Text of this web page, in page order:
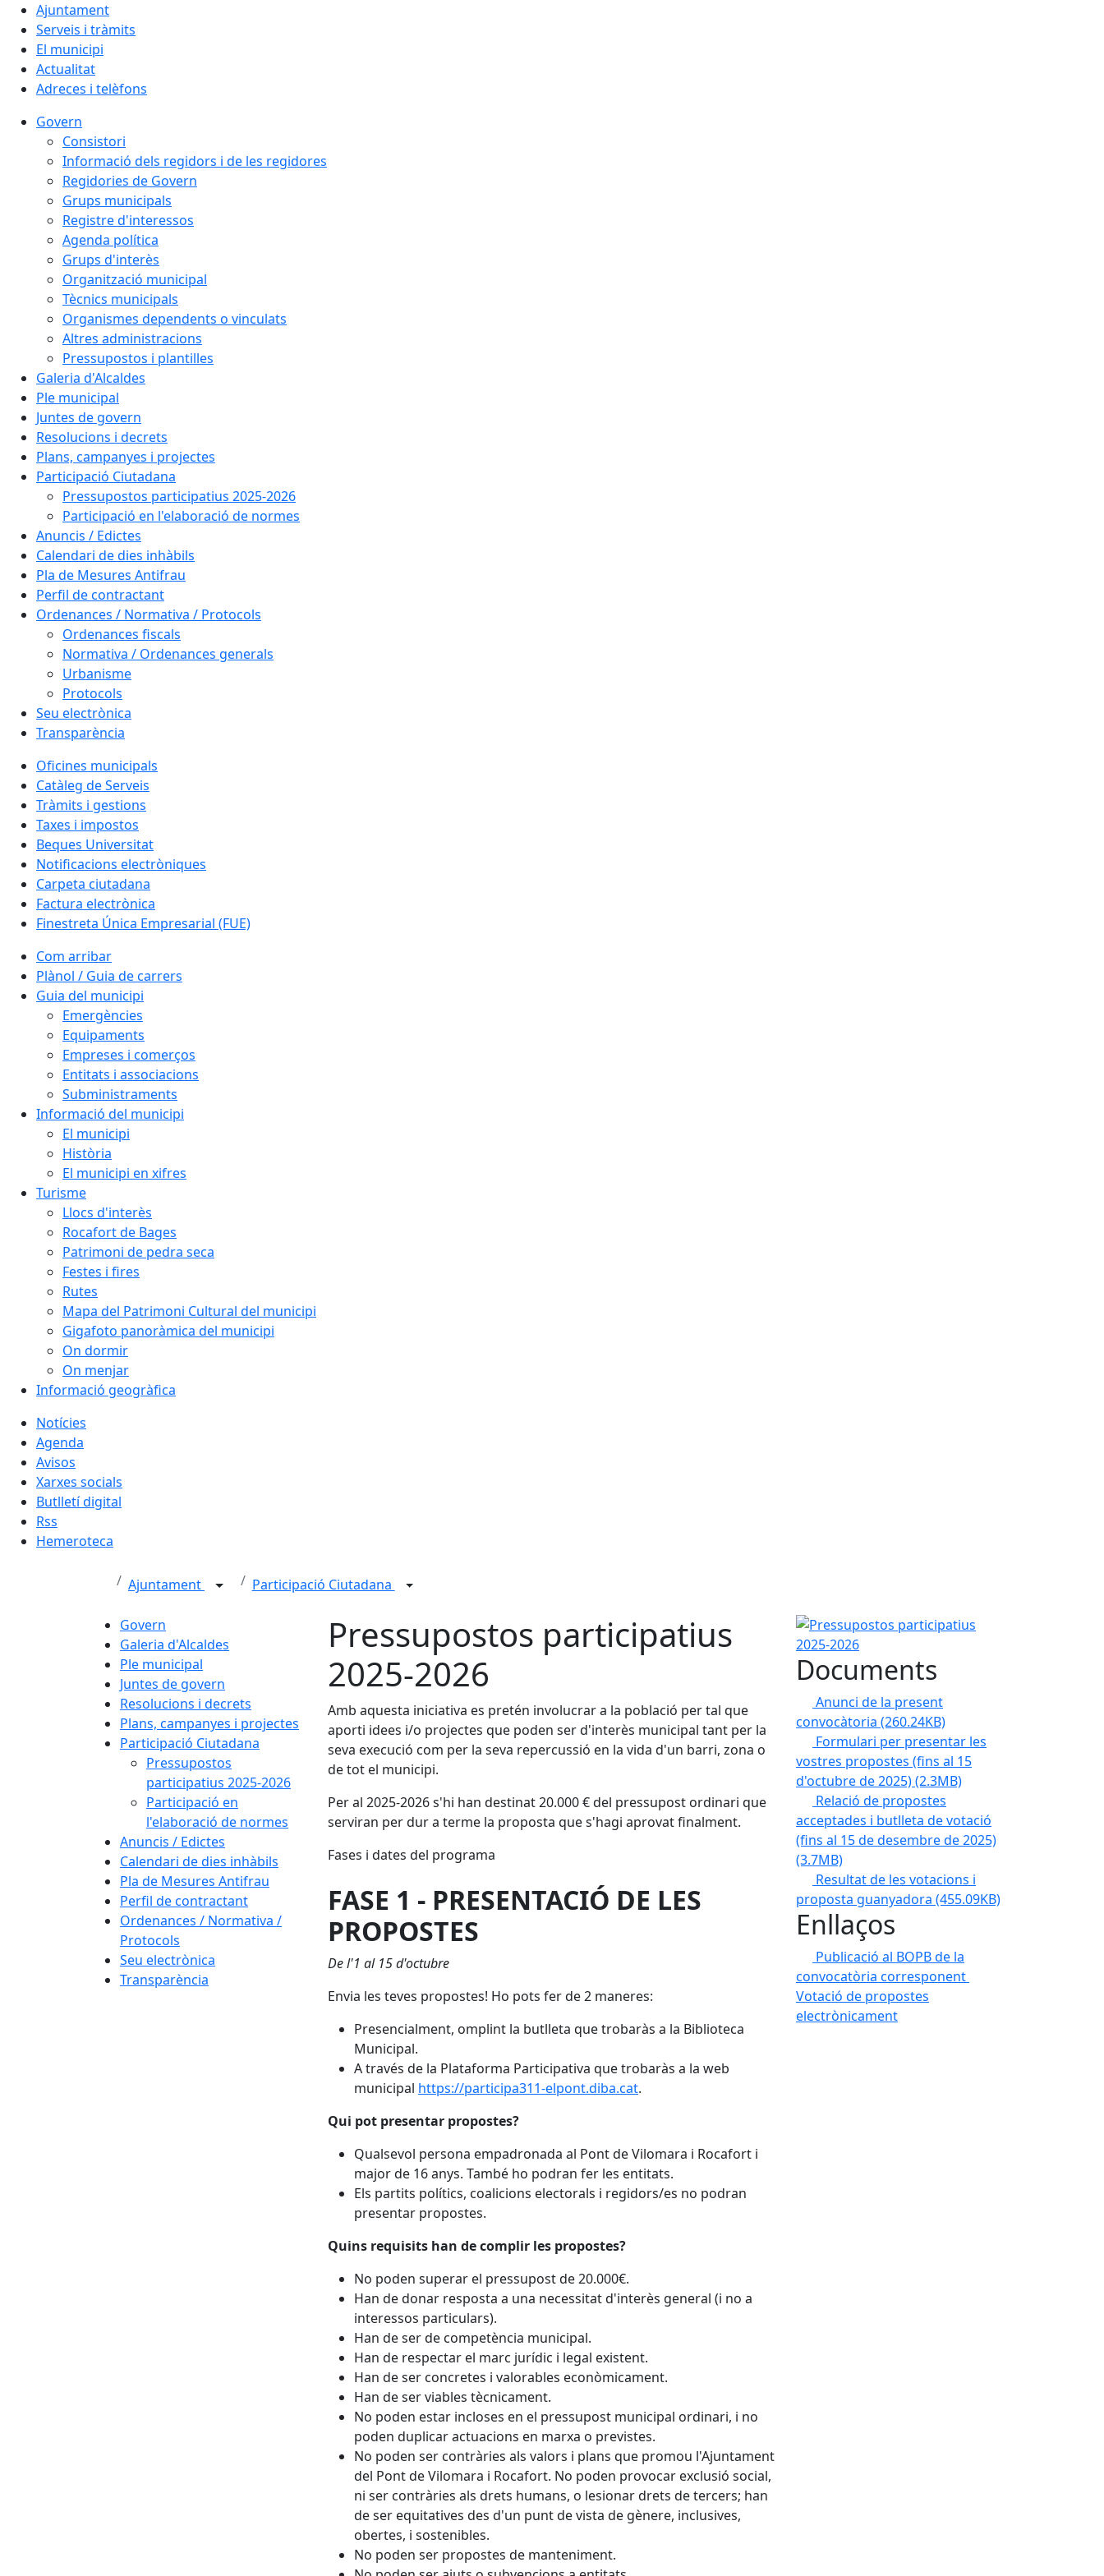
Ajuntament
Serveis i tràmits
El municipi
Actualitat
Adreces i telèfons
Govern
Consistori
Informació dels regidors i de les regidores
Regidories de Govern
Grups municipals
Registre d'interessos
Agenda política
Grups d'interès
Organització municipal
Tècnics municipals
Organismes dependents o vinculats
Altres administracions
Pressupostos i plantilles
Galeria d'Alcaldes
Ple municipal
Juntes de govern
Resolucions i decrets
Plans, campanyes i projectes
Participació Ciutadana
Pressupostos participatius 2025-2026
Participació en l'elaboració de normes
Anuncis / Edictes
Calendari de dies inhàbils
Pla de Mesures Antifrau
Perfil de contractant
Ordenances / Normativa / Protocols
Ordenances fiscals
Normativa / Ordenances generals
Urbanisme
Protocols
Seu electrònica
Transparència
Oficines municipals
Catàleg de Serveis
Tràmits i gestions
Taxes i impostos
Beques Universitat
Notificacions electròniques
Carpeta ciutadana
Factura electrònica
Finestreta Única Empresarial (FUE)
Com arribar
Plànol / Guia de carrers
Guia del municipi
Emergències
Equipaments
Empreses i comerços
Entitats i associacions
Subministraments
Informació del municipi
El municipi
Història
El municipi en xifres
Turisme
Llocs d'interès
Rocafort de Bages
Patrimoni de pedra seca
Festes i fires
Rutes
Mapa del Patrimoni Cultural del municipi
Gigafoto panoràmica del municipi
On dormir
On menjar
Informació geogràfica
Notícies
Agenda
Avisos
Xarxes socials
Butlletí digital
Rss
Hemeroteca
Ajuntament Participació Ciutadana
Govern
Galeria d'Alcaldes
Ple municipal
Juntes de govern
Resolucions i decrets
Plans, campanyes i projectes
Participació Ciutadana
Pressupostos
participatius 2025-2026
Participació en
l'elaboració de normes
Anuncis / Edictes
Calendari de dies inhàbils
Pla de Mesures Antifrau
Perfil de contractant
Ordenances / Normativa /
Protocols
Seu electrònica
Transparència
Pressupostos participatius
2025-2026
Amb aquesta iniciativa es pretén involucrar a la població per tal que
aporti idees i/o projectes que poden ser d'interès municipal tant per la
seva execució com per la seva repercussió en la vida d'un barri, zona o
de tot el municipi.
Per al 2025-2026 s'hi han destinat 20.000 € del pressupost ordinari que
serviran per dur a terme la proposta que s'hagi aprovat finalment.
Fases i dates del programa
FASE 1 - PRESENTACIÓ DE LES
PROPOSTES
De l'1 al 15 d'octubre
Envia les teves propostes! Ho pots fer de 2 maneres:
Presencialment, omplint la butlleta que trobaràs a la Biblioteca
Municipal.
A través de la Plataforma Participativa que trobaràs a la web
municipal https://participa311-elpont.diba.cat.
Qui pot presentar propostes?
Qualsevol persona empadronada al Pont de Vilomara i Rocafort i
major de 16 anys. També ho podran fer les entitats.
Els partits polítics, coalicions electorals i regidors/es no podran
presentar propostes.
Quins requisits han de complir les propostes?
No poden superar el pressupost de 20.000€.
Han de donar resposta a una necessitat d'interès general (i no a
interessos particulars).
Han de ser de competència municipal.
Han de respectar el marc jurídic i legal existent.
Han de ser concretes i valorables econòmicament.
Han de ser viables tècnicament.
No poden estar incloses en el pressupost municipal ordinari, i no
poden duplicar actuacions en marxa o previstes.
No poden ser contràries als valors i plans que promou l'Ajuntament
del Pont de Vilomara i Rocafort. No poden provocar exclusió social,
ni ser contràries als drets humans, o lesionar drets de tercers; han
de ser equitatives des d'un punt de vista de gènere, inclusives,
obertes, i sostenibles.
No poden ser propostes de manteniment.
Pressupostos participatius 2025-2026
Documents
Anunci de la present
convocàtoria (260.24KB)
Formulari per presentar les
vostres propostes (fins al 15
d'octubre de 2025)(2.3MB)
Relació de propostes
acceptades i butlleta de votació
(fins al 15 de desembre de 2025)
(3.7MB)
Resultat de les votacions i
proposta guanyadora (455.09KB)
Enllaços
Publicació al BOPB de la
convocatòria corresponent
Votació de propostes
electrònicament